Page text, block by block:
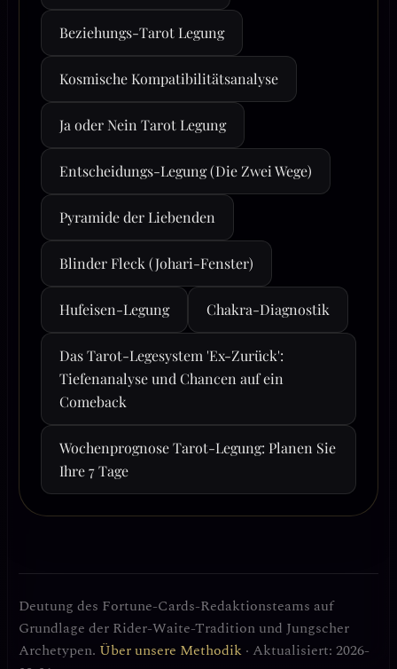
Beziehungs-Tarot Legung
Kosmische Kompatibilitätsanalyse
Ja oder Nein Tarot Legung
Entscheidungs-Legung (Die Zwei Wege)
Pyramide der Liebenden
Blinder Fleck (Johari-Fenster)
Hufeisen-Legung Chakra-Diagnostik
Das Tarot-Legesystem 'Ex-Zurück':
Tiefenanalyse und Chancen auf ein
Comeback
Wochenprognose Tarot-Legung: Planen Sie
Ihre 7 Tage
Deutung des Fortune-Cards-Redaktionsteams auf
Grundlage der Rider-Waite-Tradition und Jungscher
Archetypen. Über unsere Methodik · Aktualisiert: 2026-